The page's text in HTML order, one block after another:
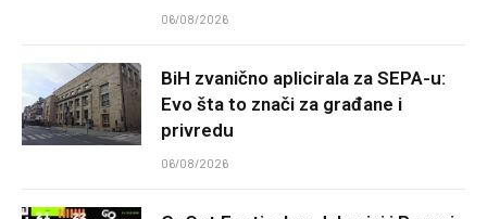
06/08/2026
BiH zvanično aplicirala za SEPA-u:
Evo šta to znači za građane i
privredu
06/08/2026